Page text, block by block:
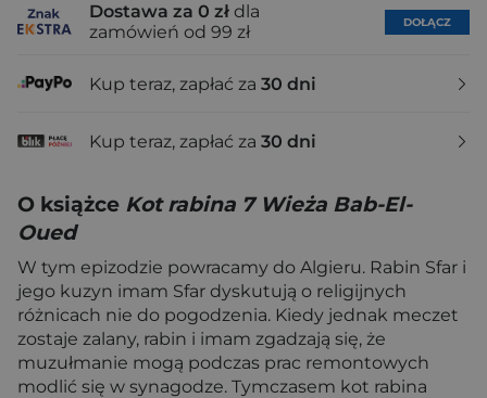
Dostawa za 0 zł dla
zamówień od 99 zł
DOŁĄCZ
Kup teraz, zapłać za 30 dni
Kup teraz, zapłać za 30 dni
O książce Kot rabina 7 Wieża Bab-El-
Oued
W tym epizodzie powracamy do Algieru. Rabin Sfar i
jego kuzyn imam Sfar dyskutują o religijnych
różnicach nie do pogodzenia. Kiedy jednak meczet
zostaje zalany, rabin i imam zgadzają się, że
muzułmanie mogą podczas prac remontowych
modlić się w synagodze. Tymczasem kot rabina